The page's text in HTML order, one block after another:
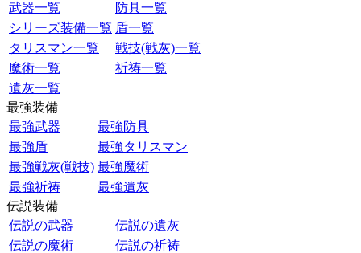
武器一覧
防具一覧
シリーズ装備一覧 盾一覧
タリスマン一覧
戦技(戦灰)一覧
魔術一覧
祈祷一覧
遺灰一覧
最強装備
最強武器
最強防具
最強盾
最強タリスマン
最強戦灰(戦技) 最強魔術
最強祈祷
最強遺灰
伝説装備
伝説の武器
伝説の遺灰
伝説の魔術
伝説の祈祷